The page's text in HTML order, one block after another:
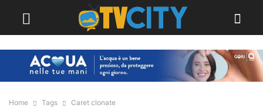
Home Tags Caret clonate